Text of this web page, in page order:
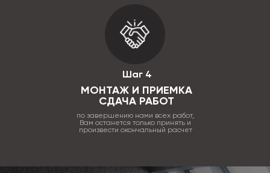
Шаг 4
МОНТАЖ И ПРИЕМКА
СДАЧА РАБОТ
по завершению нами всех работ,
Вам останется только принять и
произвести окончальный расчет